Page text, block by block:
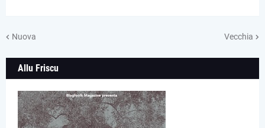
Nuova Vecchia
Allu Friscu